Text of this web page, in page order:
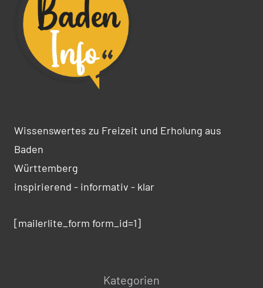
Wissenswertes zu Freizeit und Erholung aus
Baden
Württemberg
inspirierend - informativ - klar
[mailerlite_form form_id=1]
Kategorien